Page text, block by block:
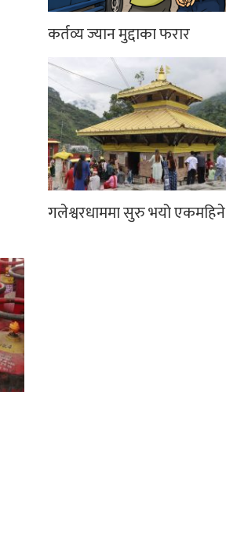
कर्तव्य ज्यान मुद्दाका फरार
गलेश्वरधाममा सुरु भयो एकमहिने